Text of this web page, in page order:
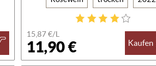
15,87 €/L
11,90 € Kaufen